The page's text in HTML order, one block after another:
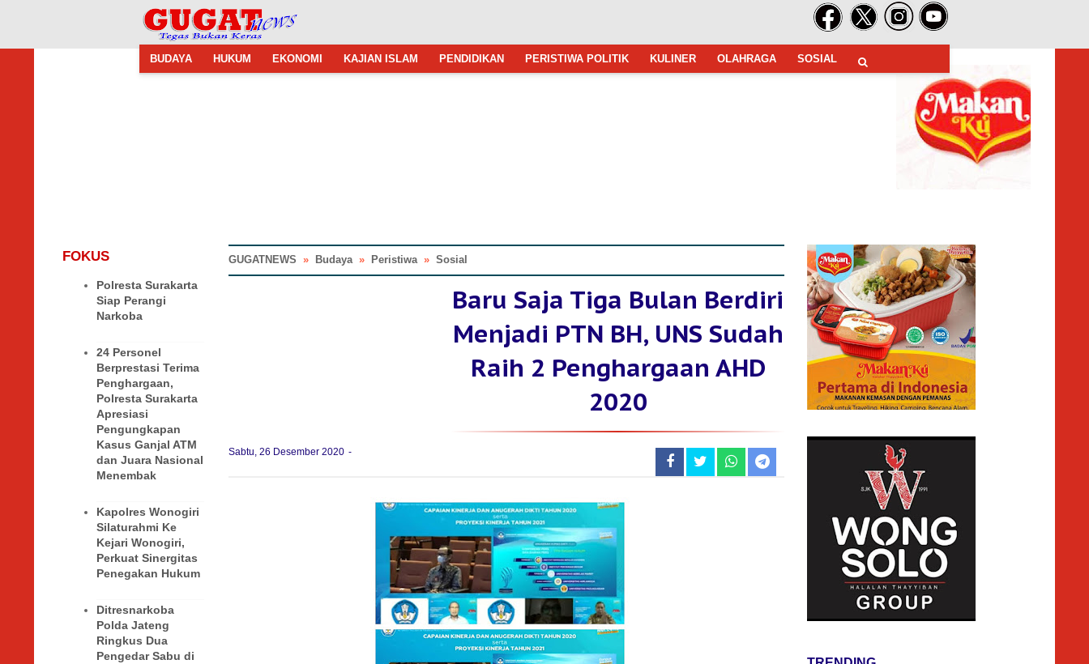
BUDAYA HUKUM EKONOMI KAJIAN ISLAM PENDIDIKAN PERISTIWA POLITIK KULINER OLAHRAGA SOSIAL
FOKUS
Polresta Surakarta
Siap Perangi
Narkoba
24 Personel
Berprestasi Terima
Penghargaan,
Polresta Surakarta
Apresiasi
Pengungkapan
Kasus Ganjal ATM
dan Juara Nasional
Menembak
Kapolres Wonogiri
Silaturahmi Ke
Kejari Wonogiri,
Perkuat Sinergitas
Penegakan Hukum
Ditresnarkoba
Polda Jateng
Ringkus Dua
Pengedar Sabu di
GUGATNEWS » Budaya » Peristiwa » Sosial
Baru Saja Tiga Bulan Berdiri
Menjadi PTN BH, UNS Sudah
Raih 2 Penghargaan AHD
2020
Sabtu, 26 Desember 2020